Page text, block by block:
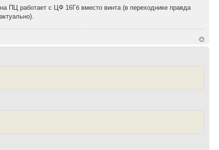
ПЦ работает с ЦФ 16Гб вместо винта (в переходнике правда